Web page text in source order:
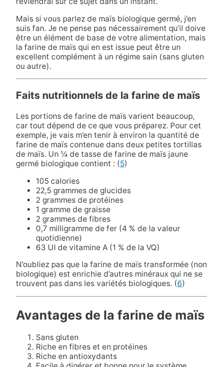
Mais si vous parlez de maïs biologique germé, j’en
suis fan. Je ne pense pas nécessairement qu’il doive
être un élément de base de votre alimentation, mais
la farine de maïs qui en est issue peut être un
excellent complément à un régime sain (sans gluten
ou autre).
Faits nutritionnels de la farine de maïs
Les portions de farine de maïs varient beaucoup,
car tout dépend de ce que vous préparez. Pour cet
exemple, je vais m’en tenir à environ la quantité de
farine de maïs contenue dans deux petites tortillas
de maïs. Un ¼ de tasse de farine de maïs jaune
germé biologique contient : (5)
105 calories
22,5 grammes de glucides
2 grammes de protéines
1 gramme de graisse
2 grammes de fibres
0,7 milligramme de fer (4 % de la valeur
quotidienne)
63 UI de vitamine A (1 % de la VQ)
N’oubliez pas que la farine de maïs transformée (non
biologique) est enrichie d’autres minéraux qui ne se
trouvent pas dans les variétés biologiques. (6)
Avantages de la farine de maïs
Sans gluten
Riche en fibres et en protéines
Riche en antioxydants